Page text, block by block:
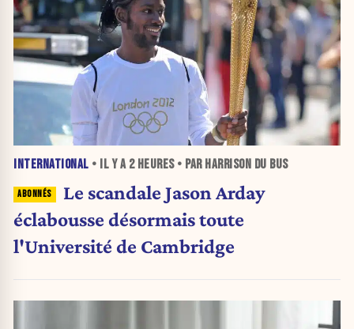
INTERNATIONAL • IL Y A 2 HEURES• PAR HARRISON DU BUS
Le scandale Jason Arday
éclabousse désormais toute
l'Université de Cambridge